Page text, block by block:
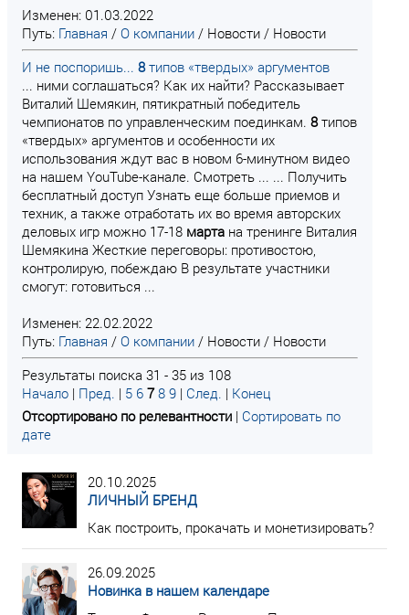
Изменен: 01.03.2022
Путь: Главная / О компании / Новости / Новости
И не поспоришь... 8типов «твердых» аргументов
... ними соглашаться? Как их найти? Рассказывает
Виталий Шемякин, пятикратный победитель
чемпионатов по управленческим поединкам. 8типов
«твердых» аргументов и особенности их
использования ждут вас в новом 6-минутном видео
на нашем YouTube-канале. Смотреть ... ... Получить
бесплатный доступ Узнать еще больше приемов и
техник, а также отработать их во время авторских
деловых игр можно 17-18 марта на тренинге Виталия
Шемякина Жесткие переговоры: противостою,
контролирую, побеждаю В результате участники
смогут: готовиться ...
Изменен: 22.02.2022
Путь: Главная / О компании / Новости / Новости
Результаты поиска 31 - 35 из 108
Начало | Пред. | 5 6 7 8 9 | След. | Конец
Отсортировано по релевантности | Сортировать по
дате
20.10.2025
ЛИЧНЫЙ БРЕНД
Как построить, прокачать и монетизировать?
26.09.2025
Новинка в нашем календаре